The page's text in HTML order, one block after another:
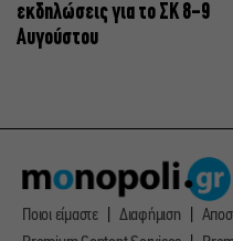
εκδηλώσεις για το ΣΚ 8-9
Αυγούστου
Ποιοι είμαστε Διαφήμιση